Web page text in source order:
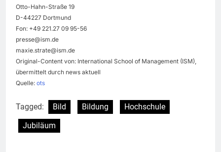
Otto-Hahn-Straße 19
D-44227 Dortmund
Fon: +49 221.27 09 95-56
presse@ism.de
maxie.strate@ism.de
Original-Content von: International School of Management (ISM),
übermittelt durch news aktuell
Quelle: ots
Tagged: Bild Bildung
Hochschule
Jubiläum